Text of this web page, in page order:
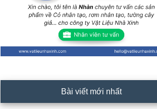
Bài viết mới nhất